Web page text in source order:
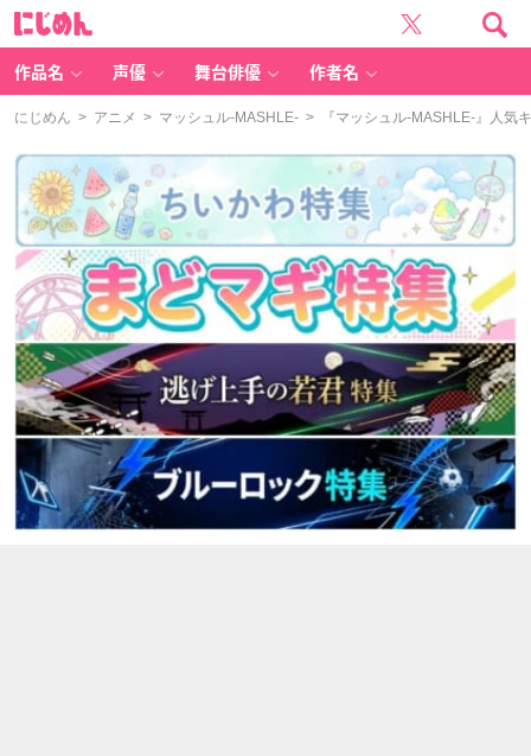
作品名 声優 舞台俳優 作者名
にじめん > アニメ > マッシュル-MASHLE- > 『マッシュル-MASHLE-』人気